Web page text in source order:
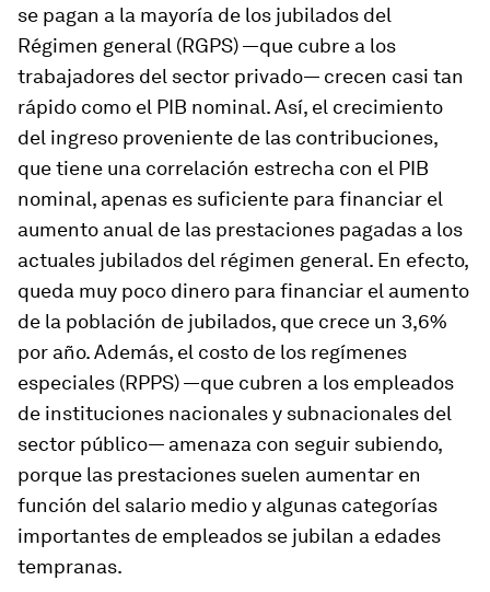
se pagan a la mayoría de los jubilados del
Régimen general (RGPS) —que cubre a los
trabajadores del sector privado— crecen casi tan
rápido como el PIB nominal. Así, el crecimiento
del ingreso proveniente de las contribuciones,
que tiene una correlación estrecha con el PIB
nominal, apenas es suficiente para financiar el
aumento anual de las prestaciones pagadas a los
actuales jubilados del régimen general. En efecto,
queda muy poco dinero para financiar el aumento
de la población de jubilados, que crece un 3,6%
por año. Además, el costo de los regímenes
especiales (RPPS) —que cubren a los empleados
de instituciones nacionales y subnacionales del
sector público— amenaza con seguir subiendo,
porque las prestaciones suelen aumentar en
función del salario medio y algunas categorías
importantes de empleados se jubilan a edades
tempranas.